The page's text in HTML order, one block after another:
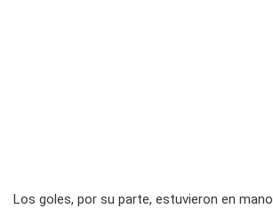
Los goles, por su parte, estuvieron en